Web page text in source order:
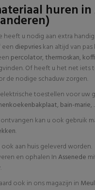
huren in
heeft u nodig aan extra handig
diepvrieskan altijd van
percolator, thermoskan,
Of heeft u het net iets
de nodige schaduw zorgen.
toestellen voor uw
, bain-marie,
kan u ook gebruik
.
aan huis geleverd worden.
en ophalen In Assenede
.
ook in ons magazijn in